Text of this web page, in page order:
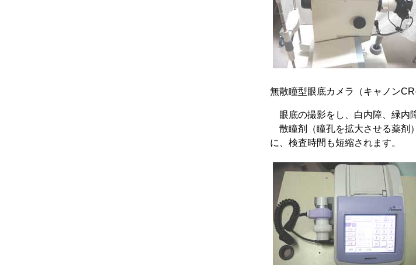
無散瞳型眼底カメラ（キャノンCR-
眼底の撮影をし、白内障、緑内
散瞳剤（瞳孔を拡大させる薬剤
に、検査時間も短縮されます。